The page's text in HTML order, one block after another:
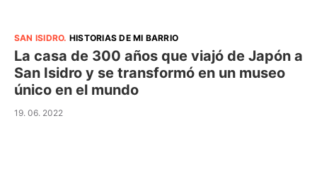
SAN ISIDRO. HISTORIAS DE MI BARRIO
La casa de 300 años que viajó de Japón a
San Isidro y se transformó en un museo
único en el mundo
19. 06. 2022